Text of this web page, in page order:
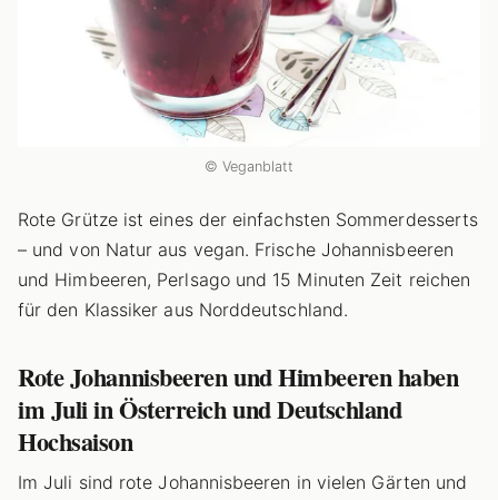
© Veganblatt
Rote Grütze ist eines der einfachsten Sommerdesserts
– und von Natur aus vegan. Frische Johannisbeeren
und Himbeeren, Perlsago und 15 Minuten Zeit reichen
für den Klassiker aus Norddeutschland.
Rote Johannisbeeren und Himbeeren haben
im Juli in Österreich und Deutschland
Hochsaison
Im Juli sind rote Johannisbeeren in vielen Gärten und